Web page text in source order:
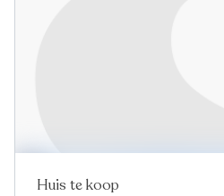
Huis te koop